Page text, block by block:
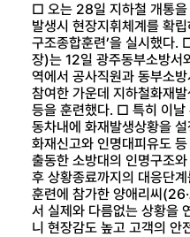
□ 오는 28일 지하철 개통을
발생시 현장지휘체계를 확
구조종합훈련’을 실시했다.
장)는 12일 광주동부소방서
역에서 공사직원과 동부소
참여한 가운데 지하철화재
등을 훈련했다. □ 특히 이날
동차내에 화재발생상황을
화재신고와 인명대피유도
출동한 소방대의 인명구조
후 상황종료까지의 대응단
훈련에 참가한 양애리씨
서 실제와 다름없는 상황을
니 현장감도 높고 고객의 안